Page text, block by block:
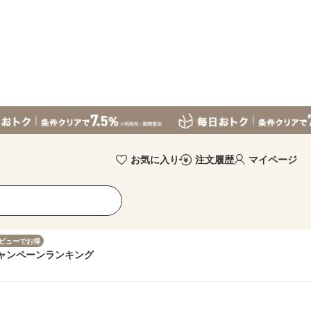
お気に入り 注文履歴 マイページ
ューでお得
ンペーンランキング